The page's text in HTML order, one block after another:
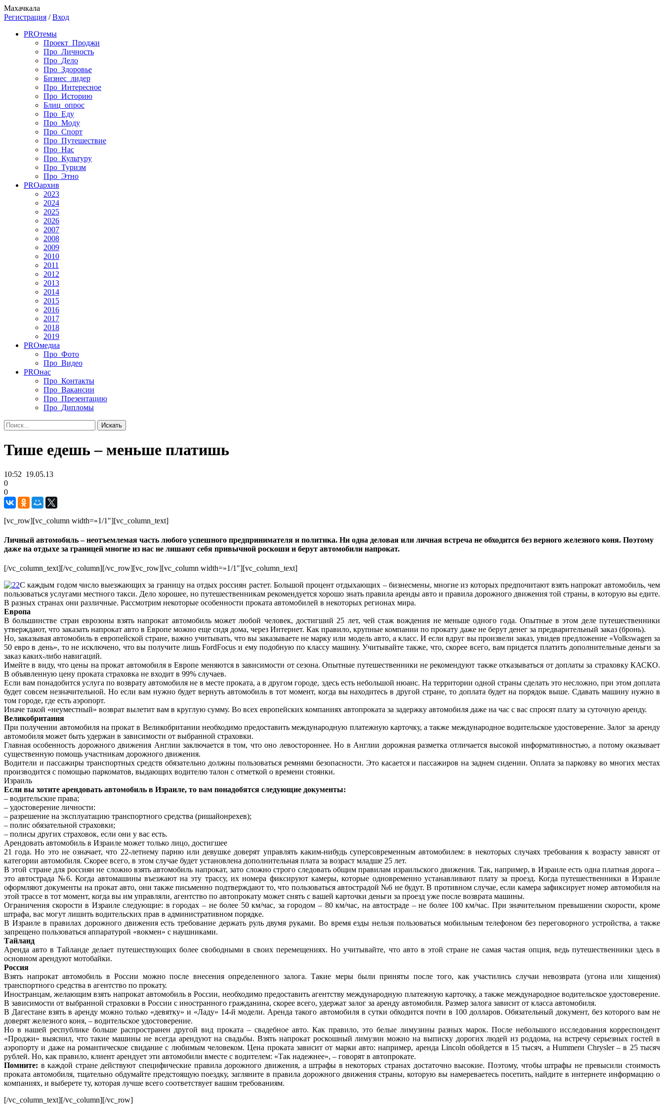
Махачкала
Регистрация /Вход
PROтемы
Проект_Проджи
Про_Личность
Про_Дело
Про_Здоровье
Бизнес_лидер
Про_Интересное
Про_Историю
Блиц_опрос
Про_Еду
Про_Моду
Про_Спорт
Про_Путешествие
Про_Нас
Про_Культуру
Про_Туризм
Про_Этно
PROархив
2023
2024
2025
2026
2007
2008
2009
2010
2011
2012
2013
2014
2015
2016
2017
2018
2019
PROмедиа
Про_Фото
Про_Видео
PROнас
Про_Контакты
Про_Вакансии
Про_Презентацию
Про_Дипломы
Тише едешь – меньше платишь
10:52 19.05.13
0
0
[vc_row][vc_column width=»1/1″][vc_column_text]
Личный автомобиль – неотъемлемая часть любого успешного предпринимателя и политика. Ни одна деловая или личная встреча не обходится без верного железного коня. Поэтому
даже на отдыхе за границей многие из нас не лишают себя привычной роскоши и берут автомобили напрокат.
[/vc_column_text][/vc_column][/vc_row][vc_row][vc_column width=»1/1″][vc_column_text]
С каждым годом число выезжающих за границу на отдых россиян растет. Большой процент отдыхающих – бизнесмены, многие из которых предпочитают взять напрокат автомобиль, чем
пользоваться услугами местного такси. Дело хорошее, но путешественникам рекомендуется хорошо знать правила аренды авто и правила дорожного движения той страны, в которую вы едите.
В разных странах они различные. Рассмотрим некоторые особенности проката автомобилей в некоторых регионах мира.
Европа
В большинстве стран еврозоны взять напрокат автомобиль может любой человек, достигший 25 лет, чей стаж вождения не меньше одного года. Опытные в этом деле путешественники
утверждают, что заказать напрокат авто в Европе можно еще сидя дома, через Интернет. Как правило, крупные компании по прокату даже не берут денег за предварительный заказ (бронь).
Но, заказывая автомобиль в европейской стране, важно учитывать, что вы заказываете не марку или модель авто, а класс. И если вдруг вы произвели заказ, увидев предложение «Volkswagen за
50 евро в день», то не исключено, что вы получите лишь FordFocus и ему подобную по классу машину. Учитывайте также, что, скорее всего, вам придется платить дополнительные деньги за
заказ каких-либо навигаций.
Имейте в виду, что цены на прокат автомобиля в Европе меняются в зависимости от сезона. Опытные путешественники не рекомендуют также отказываться от доплаты за страховку КАСКО.
В объявленную цену проката страховка не входит в 99% случаев.
Если вам понадобится услуга по возврату автомобиля не в месте проката, а в другом городе, здесь есть небольшой нюанс. На территории одной страны сделать это несложно, при этом доплата
будет совсем незначительной. Но если вам нужно будет вернуть автомобиль в тот момент, когда вы находитесь в другой стране, то доплата будет на порядок выше. Сдавать машину нужно в
том городе, где есть аэропорт.
Иначе такой «неуместный» возврат вылетит вам в круглую сумму. Во всех европейских компаниях автопроката за задержку автомобиля даже на час с вас спросят плату за суточную аренду.
Великобритания
При получении автомобиля на прокат в Великобритании необходимо предоставить международную платежную карточку, а также международное водительское удостоверение. Залог за аренду
автомобиля может быть удержан в зависимости от выбранной страховки.
Главная особенность дорожного движения Англии заключается в том, что оно левостороннее. Но в Англии дорожная разметка отличается высокой информативностью, а потому оказывает
существенную помощь участникам дорожного движения.
Водители и пассажиры транспортных средств обязательно должны пользоваться ремнями безопасности. Это касается и пассажиров на заднем сидении. Оплата за парковку во многих местах
производится с помощью паркоматов, выдающих водителю талон с отметкой о времени стоянки.
Израиль
Если вы хотите арендовать автомобиль в Израиле, то вам понадобятся следующие документы:
– водительские права;
– удостоверение личности:
– разрешение на эксплуатацию транспортного средства (ришайонрехев);
– полис обязательной страховки;
– полисы других страховок, если они у вас есть.
Арендовать автомобиль в Израиле может только лицо, достигшее
21 года. Но это не означает, что 22-летнему парню или девушке доверят управлять каким-нибудь суперсовременным автомобилем: в некоторых случаях требования к возрасту зависят от
категории автомобиля. Скорее всего, в этом случае будет установлена дополнительная плата за возраст младше 25 лет.
В этой стране для россиян не сложно взять автомобиль напрокат, зато сложно строго следовать общим правилам израильского движения. Так, например, в Израиле есть одна платная дорога –
это автострада №6. Когда автомашины въезжают на эту трассу, их номера фиксируют камеры, которые одновременно устанавливают плату за проезд. Когда путешественники в Израиле
оформляют документы на прокат авто, они также письменно подтверждают то, что пользоваться автострадой №6 не будут. В противном случае, если камера зафиксирует номер автомобиля на
этой трассе в тот момент, когда вы им управляли, агентство по автопрокату может снять с вашей карточки деньги за проезд уже после возврата машины.
Ограничения скорости в Израиле следующие: в городах – не более 50 км/час, за городом – 80 км/час, на автостраде – не более 100 км/час. При значительном превышении скорости, кроме
штрафа, вас могут лишить водительских прав в административном порядке.
В Израиле в правилах дорожного движения есть требование держать руль двумя руками. Во время езды нельзя пользоваться мобильным телефоном без переговорного устройства, а также
запрещено пользоваться аппаратурой «вокмен» с наушниками.
Тайланд
Аренда авто в Тайланде делает путешествующих более свободными в своих перемещениях. Но учитывайте, что авто в этой стране не самая частая опция, ведь путешественники здесь в
основном арендуют мотобайки.
Россия
Взять напрокат автомобиль в России можно после внесения определенного залога. Такие меры были приняты после того, как участились случаи невозврата (угона или хищения)
транспортного средства в агентство по прокату.
Иностранцам, желающим взять напрокат автомобиль в России, необходимо предоставить агентству международную платежную карточку, а также международное водительское удостоверение.
В зависимости от выбранной страховки в России с иностранного гражданина, скорее всего, удержат залог за аренду автомобиля. Размер залога зависит от класса автомобиля.
В Дагестане взять в аренду можно только «девятку» и «Ладу» 14-й модели. Аренда такого автомобиля в сутки обходится почти в 100 долларов. Обязательный документ, без которого вам не
доверят железного коня, – водительское удостоверение.
Но в нашей республике больше распространен другой вид проката – свадебное авто. Как правило, это белые лимузины разных марок. После небольшого исследования корреспондент
«Проджи» выяснил, что такие машины не всегда арендуют на свадьбы. Взять напрокат роскошный лимузин можно на выписку дорогих людей из роддома, на встречу серьезных гостей в
аэропорту и даже на романтическое свидание с любимым человеком. Цена проката зависит от марки авто: например, аренда Lincoln обойдется в 15 тысяч, а Hummerи Chrysler – в 25 тысяч
рублей. Но, как правило, клиент арендует эти автомобили вместе с водителем: «Так надежнее», – говорят в автопрокате.
Помните: в каждой стране действуют специфические правила дорожного движения, а штрафы в некоторых странах достаточно высокие. Поэтому, чтобы штрафы не превысили стоимость
проката автомобиля, тщательно обдумайте предстоящую поездку, загляните в правила дорожного движения страны, которую вы намереваетесь посетить, найдите в интернете информацию о
компаниях, и выберете ту, которая лучше всего соответствует вашим требованиям.
[/vc_column_text][/vc_column][/vc_row]